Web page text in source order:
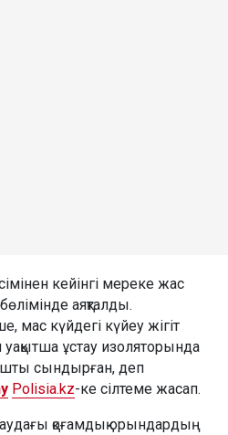
кейінгі мереке жас
аяқталды.
мас күйдегі күйеу жігіт
уақытша ұстау изоляторында
сындырған, деп
Polisia.kz-ке сілтеме жасап.
қоғамдық орындардың